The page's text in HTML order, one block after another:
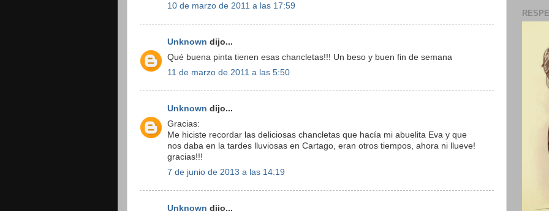
10 de marzo de 2011 a las 17:59
Unknown dijo...
Qué buena pinta tienen esas chancletas!!! Un beso y buen fin de semana
11 de marzo de 2011 a las 5:50
Unknown dijo...
Gracias:
Me hiciste recordar las deliciosas chancletas que hacía mi abuelita Eva y que
nos daba en la tardes lluviosas en Cartago, eran otros tiempos, ahora ni llueve!
gracias!!!
7 de junio de 2013 a las 14:19
Unknown dijo...